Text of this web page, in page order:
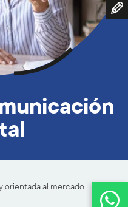
orientada al mercado